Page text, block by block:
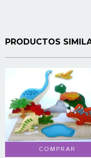
PRODUCTOS